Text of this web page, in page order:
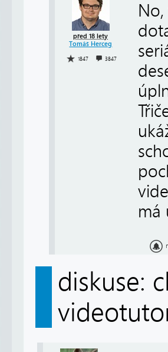
před 18 lety
Tomáš Herceg
1847 3847
má
diskuse: